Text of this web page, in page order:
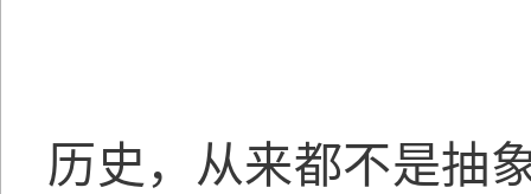
历史，从来都不是抽